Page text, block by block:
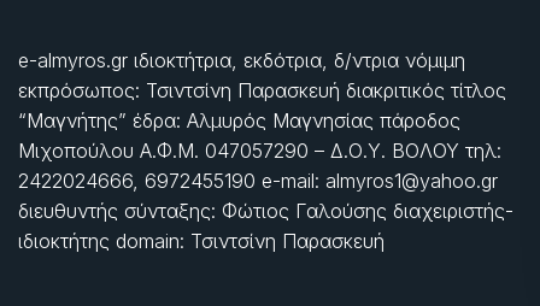
e-almyros.gr ιδιοκτήτρια, εκδότρια, δ/ντρια νόμιμη
εκπρόσωπος: Τσιντσίνη Παρασκευή διακριτικός τίτλος
“Μαγνήτης” έδρα: Αλμυρός Μαγνησίας πάροδος
Μιχοπούλου Α.Φ.Μ. 047057290 – Δ.Ο.Υ. ΒΟΛΟΥ τηλ:
2422024666, 6972455190 e-mail: almyros1@yahoo.gr
διευθυντής σύνταξης: Φώτιος Γαλούσης διαχειριστής-
ιδιοκτήτης domain: Τσιντσίνη Παρασκευή